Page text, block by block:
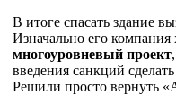
В итоге спасать здание
Изначально его компания
многоуровневый проект
введения санкций
Решили просто вернуть